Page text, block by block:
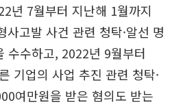
년 7월부터 지난해 1월까지
사고발 사건 관련 청탁·알선 명
수수하고, 2022년 9월부터
기업의 사업 추진 관련 청탁·
여만원을 받은 혐의도 받는